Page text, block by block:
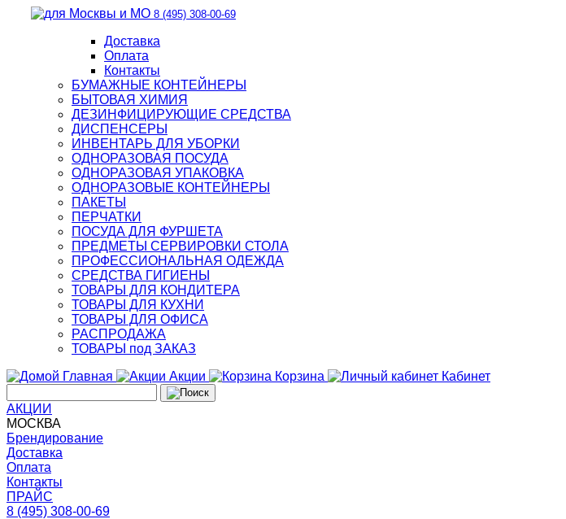
8 (495) 308-00-69
Доставка
Оплата
Контакты
БУМАЖНЫЕ КОНТЕЙНЕРЫ
БЫТОВАЯ ХИМИЯ
ДЕЗИНФИЦИРУЮЩИЕ СРЕДСТВА
ДИСПЕНСЕРЫ
ИНВЕНТАРЬ ДЛЯ УБОРКИ
ОДНОРАЗОВАЯ ПОСУДА
ОДНОРАЗОВАЯ УПАКОВКА
ОДНОРАЗОВЫЕ КОНТЕЙНЕРЫ
ПАКЕТЫ
ПЕРЧАТКИ
ПОСУДА ДЛЯ ФУРШЕТА
ПРЕДМЕТЫ СЕРВИРОВКИ СТОЛА
ПРОФЕССИОНАЛЬНАЯ ОДЕЖДА
СРЕДСТВА ГИГИЕНЫ
ТОВАРЫ ДЛЯ КОНДИТЕРА
ТОВАРЫ ДЛЯ КУХНИ
ТОВАРЫ ДЛЯ ОФИСА
РАСПРОДАЖА
ТОВАРЫ под ЗАКАЗ
Главная
Акции Корзина Кабинет
АКЦИИ
МОСКВА
Брендирование
Доставка
Оплата
Контакты
ПРАЙС
8 (495) 308-00-69